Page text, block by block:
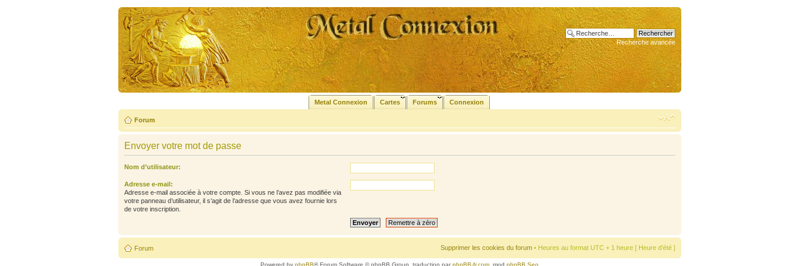
Recherche avancée
Metal Connexion Cartes Forums Connexion
Forum
Envoyer votre mot de passe
Nom d’utilisateur:
Adresse e-mail:
Adresse e-mail associée à votre compte. Si vous ne l’avez pas modifiée via
votre panneau d’utilisateur, il s’agit de l’adresse que vous avez fournie lors
de votre inscription.
Forum Supprimer les cookies du forum• Heures au format UTC + 1 heure [ Heure d’été ]
Powered by phpBB® Forum Software © phpBB Group, traduction parphpBB-fr.com , mod phpBB Seo